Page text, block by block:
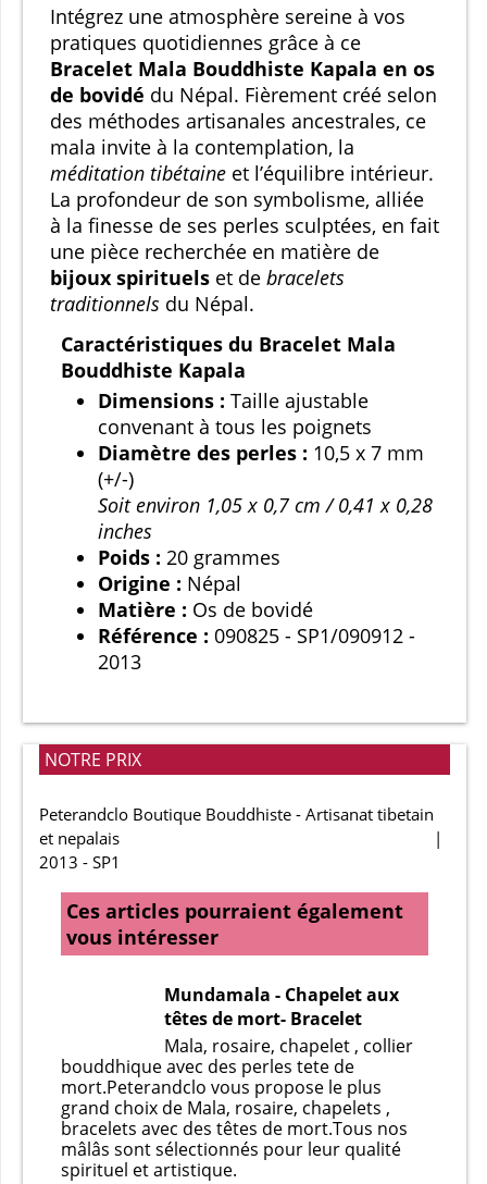
Intégrez une atmosphère sereine à vos
pratiques quotidiennes grâce à ce
Bracelet Mala Bouddhiste Kapala en os
de bovidé du Népal. Fièrement créé selon
des méthodes artisanales ancestrales, ce
mala invite à la contemplation, la
méditation tibétaine et l’équilibre intérieur.
La profondeur de son symbolisme, alliée
à la finesse de ses perles sculptées, en fait
une pièce recherchée en matière de
bijoux spirituels et de bracelets
traditionnels du Népal.
Caractéristiques du Bracelet Mala
Bouddhiste Kapala
Dimensions : Taille ajustable
convenant à tous les poignets
Diamètre des perles : 10,5 x 7 mm
(+/-)
Soit environ 1,05 x 0,7 cm / 0,41 x 0,28
inches
Poids : 20 grammes
Origine : Népal
Matière : Os de bovidé
Référence : 090825 - SP1/090912 -
2013
NOTRE PRIX
Peterandclo Boutique Bouddhiste - Artisanat tibetain
et nepalais
2013 - SP1
Ces articles pourraient également
vous intéresser
Mundamala - Chapelet aux
têtes de mort- Bracelet
Mala, rosaire, chapelet , collier
bouddhique avec des perles tete de
mort.Peterandclo vous propose le plus
grand choix de Mala, rosaire, chapelets ,
bracelets avec des têtes de mort.Tous nos
mâlâs sont sélectionnés pour leur qualité
spirituel et artistique.